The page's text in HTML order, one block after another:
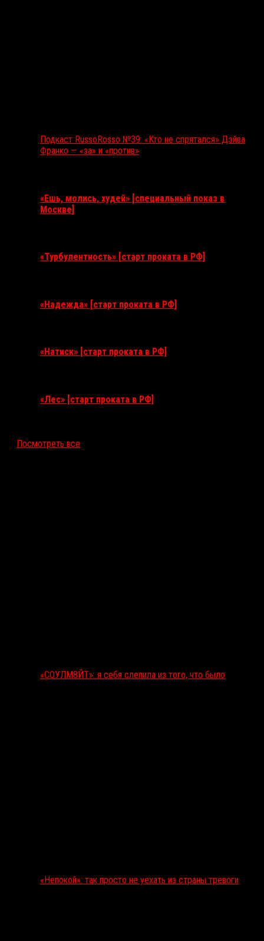
Подкаст RussoRosso №39: «Кто не спрятался» Дэйва
Франко — «за» и «против»
«Ешь, молись, худей» [специальный показ в
Москве]
«Турбулентность» [старт проката в РФ]
«Надежда» [старт проката в РФ]
«Натиск» [старт проката в РФ]
«Лес» [старт проката в РФ]
Посмотреть все
«СОУЛМ8ЙТ»: я себя слепила из того, что было
«Непокой»: так просто не уехать из страны тревоги